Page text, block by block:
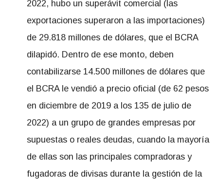
2022, hubo un superávit comercial (las
exportaciones superaron a las importaciones)
de 29.818 millones de dólares, que el BCRA
dilapidó. Dentro de ese monto, deben
contabilizarse 14.500 millones de dólares que
el BCRA le vendió a precio oficial (de 62 pesos
en diciembre de 2019 a los 135 de julio de
2022) a un grupo de grandes empresas por
supuestas o reales deudas, cuando la mayoría
de ellas son las principales compradoras y
fugadoras de divisas durante la gestión de la